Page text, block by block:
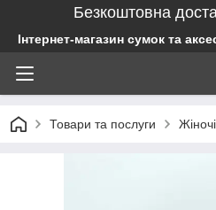
Безкоштовна
Інтернет-магазин сумок та
Товари та послуги